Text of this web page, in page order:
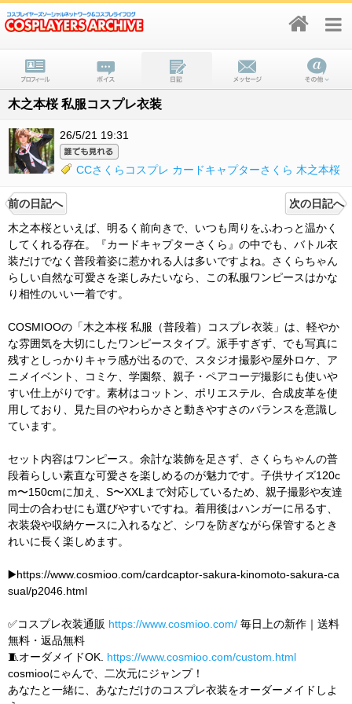
木之本桜 私服コスプレ衣装
26/5/21 19:31
CCさくらコスプレ カードキャプターさくら 木之本桜
前の日記へ
次の日記へ
木之本桜といえば、明るく前向きで、いつも周りをふわっと温かく
してくれる存在。『カードキャプターさくら』の中でも、バトル衣
装だけでなく普段着姿に惹かれる人は多いですよね。さくらちゃん
らしい自然な可愛さを楽しみたいなら、この私服ワンピースはかな
り相性のいい一着です。
COSMIOOの「木之本桜 私服（普段着）コスプレ衣装」は、軽やか
な雰囲気を大切にしたワンピースタイプ。派手すぎず、でも写真に
残すとしっかりキャラ感が出るので、スタジオ撮影や屋外ロケ、ア
ニメイベント、コミケ、学園祭、親子・ペアコーデ撮影にも使いや
すい仕上がりです。素材はコットン、ポリエステル、合成皮革を使
用しており、見た目のやわらかさと動きやすさのバランスを意識し
ています。
セット内容はワンピース。余計な装飾を足さず、さくらちゃんの普
段着らしい素直な可愛さを楽しめるのが魅力です。子供サイズ120c
m〜150cmに加え、S〜XXLまで対応しているため、親子撮影や友達
同士の合わせにも選びやすいですね。着用後はハンガーに吊るす、
衣装袋や収納ケースに入れるなど、シワを防ぎながら保管するとき
れいに長く楽しめます。
▶️https://www.cosmioo.com/cardcaptor-sakura-kinomoto-sakura-ca
sual/p2046.html
✅コスプレ衣装通販 https://www.cosmioo.com/ 毎日上の新作｜送料
無料・返品無料
🧵オーダメイドOK. https://www.cosmioo.com/custom.html
cosmiooにゃんで、二次元にジャンプ！
あなたと一緒に、あなただけのコスプレ衣装をオーダーメイドしよ